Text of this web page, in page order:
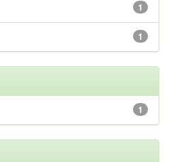
1
1
1